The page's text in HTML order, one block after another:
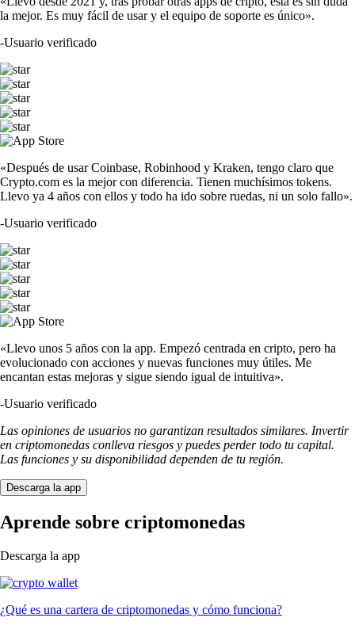
la mejor. Es muy fácil de usar y el equipo de soporte es único».
-Usuario verificado
«Después de usar Coinbase, Robinhood y Kraken, tengo claro que
Crypto.com es la mejor con diferencia. Tienen muchísimos tokens.
Llevo ya 4 años con ellos y todo ha ido sobre ruedas, ni un solo fallo».
-Usuario verificado
«Llevo unos 5 años con la app. Empezó centrada en cripto, pero ha
evolucionado con acciones y nuevas funciones muy útiles. Me
encantan estas mejoras y sigue siendo igual de intuitiva».
-Usuario verificado
Las opiniones de usuarios no garantizan resultados similares. Invertir
en criptomonedas conlleva riesgos y puedes perder todo tu capital.
Las funciones y su disponibilidad dependen de tu región.
Descarga la app
Aprende sobre criptomonedas
Descarga la app
¿Qué es una cartera de criptomonedas y cómo funciona?